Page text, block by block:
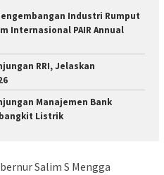
Industri Rumput
Internasional PAIR Annual
RRI, Jelaskan
Manajemen Bank
Listrik
Salim S Mengga